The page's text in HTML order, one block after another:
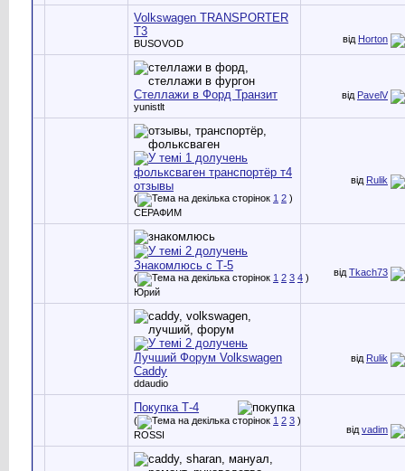
Volkswagen TRANSPORTER
T3
BUSOVOD від Horton
Стеллажи в Форд Транзит
yunistlt
від PavelV
фольксваген транспортёр т4
отзывы
( 1 2 )
СЕРАФИМ
від Rulik
Знакомлюсь с Т-5
( 1 2 3 4 )
Юрий
від Tkach73
Лучший Форум Volkswagen
Caddy
ddaudio
від Rulik
Покупка Т-4
( 1 2 3 )
ROSSI
від vadim